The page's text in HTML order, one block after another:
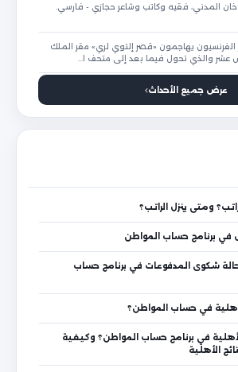
المدني، فقيه وكاتب وشاعر حجازي - فارسي.
الفرنسيون يهاجمون «قصر إلتوي لري» مقر الملك
عشر والذي تحول فيما بعد إلى متحف ا…
عرض جميع الأحداث
ومتى ينزل الراتب؟
في برنامج حساب المواطن
شكوى المدفوعات في برنامج حساب
في حساب المواطن؟
في برنامج حساب المواطن؟ وكيفية
الأهلية